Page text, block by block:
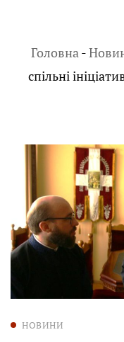
Головна-
спільні
НОВИНИ